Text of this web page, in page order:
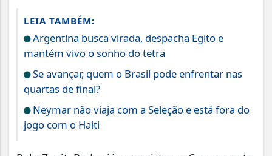
LEIA TAMBÉM:
Argentina busca virada, despacha Egito e
mantém vivo o sonho do tetra
Se avançar, quem o Brasil pode enfrentar nas
quartas de final?
Neymar não viaja com a Seleção e está fora do
jogo com o Haiti